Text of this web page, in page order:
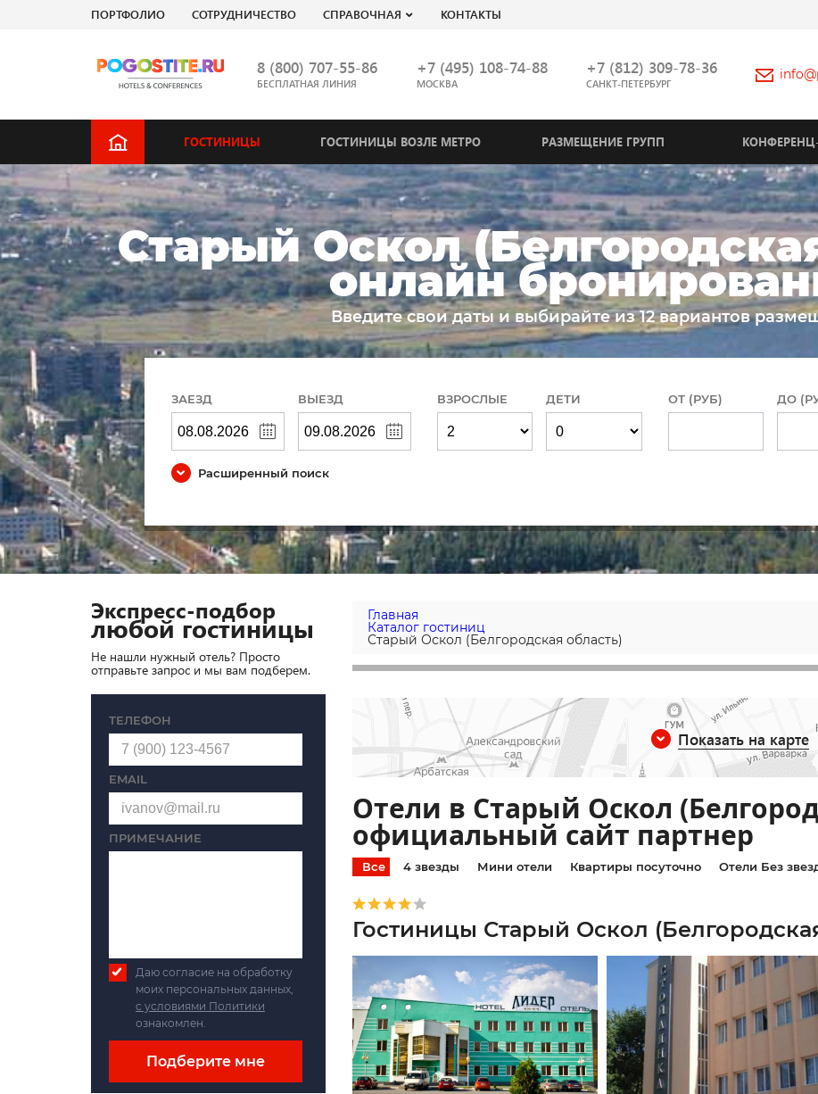
ПОРТФОЛИО СОТРУДНИЧЕСТВО СПРАВОЧНАЯ КОНТАКТЫ
8 (800) 707-55-86
БЕСПЛАТНАЯ ЛИНИЯ
+7 (495) 108-74-88
МОСКВА
+7 (812) 309-78-36
САНКТ-ПЕТЕРБУРГ
ГОСТИНИЦЫ ГОСТИНИЦЫ ВОЗЛЕ МЕТРО РАЗМЕЩЕНИЕ ГРУПП
Старый Оскол
онлайн
Введите свои даты и выбирайте из 12 вариантов
ЗАЕЗД ВЫЕЗД ВЗРОСЛЫЕ ДЕТИ ОТ (РУБ) ДО
Расширенный поиск
Главная
Каталог гостиниц
Старый Оскол (Белгородская область)
Показать на карте
Отели в Старый Оскол
официальный сайт партнер
Все 4 звезды Мини отели Квартиры посуточно Отели Без
Гостиницы Старый Оскол
Экспресс-подбор
любой гостиницы
Не нашли нужный отель? Просто
отправьте запрос и мы вам подберем.
ТЕЛЕФОН
EMAIL
ПРИМЕЧАНИЕ
Даю согласие на обработку
моих персональных данных,
с условиями Политики
ознакомлен.
Подберите мне